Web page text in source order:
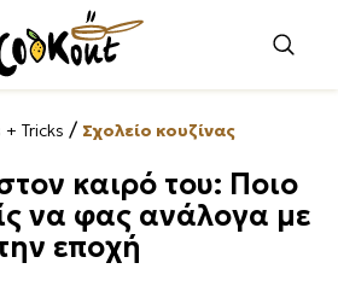
+ Tricks / Σχολείο κουζίνας
καιρό του: Ποιο
να φας ανάλογα με
εποχή